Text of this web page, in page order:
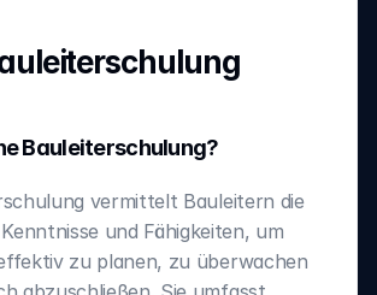
Bauleiterschulung?
vermittelt Bauleitern die
und Fähigkeiten, um
zu planen, zu überwachen